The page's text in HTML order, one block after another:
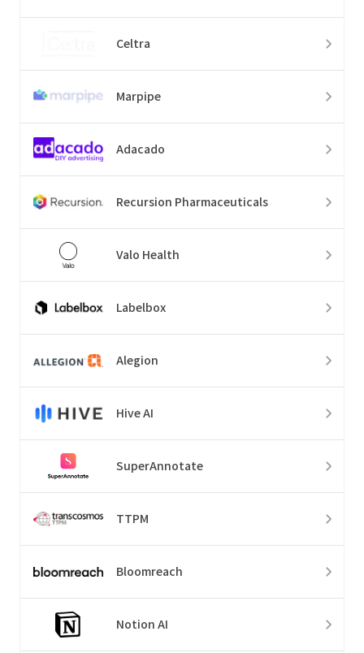
Celtra
Marpipe
Adacado
Recursion Pharmaceuticals
Valo Health
Labelbox
Alegion
Hive AI
SuperAnnotate
TTPM
Bloomreach
Notion AI